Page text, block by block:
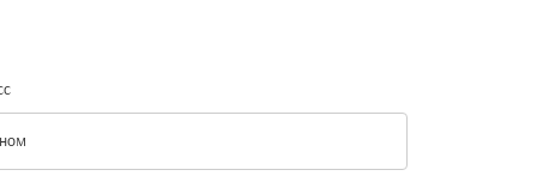
option Эконом Selected